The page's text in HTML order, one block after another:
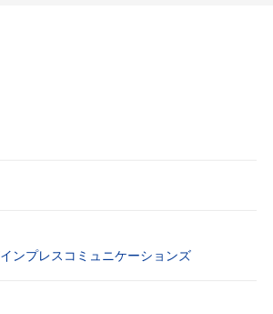
ンプレスコミュニケーションズ